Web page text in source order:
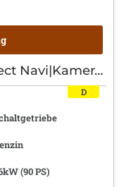
Hyundai i20 1.0 T-GDI Select Navi|Kamera|Tempomat
(90 PS)
D